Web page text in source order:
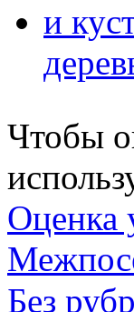
Чтобы
Оценка
Без